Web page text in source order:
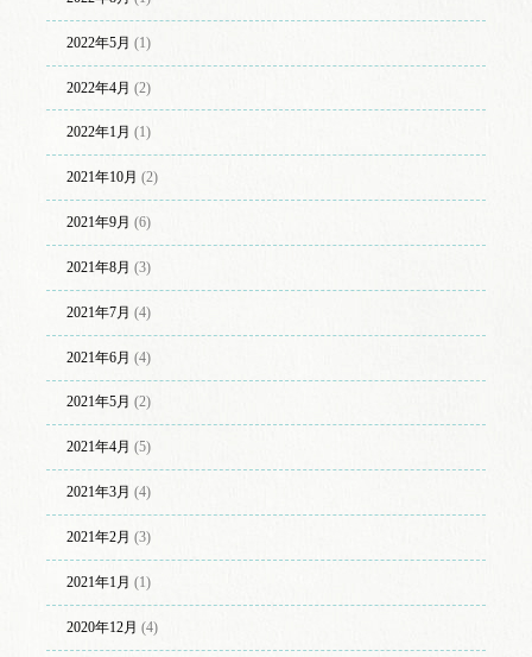
2022年5月 (1)
2022年4月 (2)
2022年1月 (1)
2021年10月 (2)
2021年9月 (6)
2021年8月 (3)
2021年7月 (4)
2021年6月 (4)
2021年5月 (2)
2021年4月 (5)
2021年3月 (4)
2021年2月 (3)
2021年1月 (1)
2020年12月 (4)